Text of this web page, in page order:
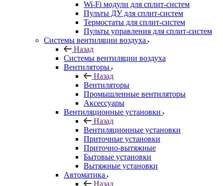
Wi-Fi модули для сплит-систем
Пульты ДУ для сплит-систем
Термостаты для сплит-систем
Пульты управления для сплит-систем
Системы вентиляции воздуха
Назад
Системы вентиляции воздуха
Вентиляторы
Назад
Вентиляторы
Промышленные вентиляторы
Аксессуары
Вентиляционные установки
Назад
Вентиляционные установки
Приточные установки
Приточно-вытяжные
Бытовые установки
Вытяжные установки
Автоматика
Назад